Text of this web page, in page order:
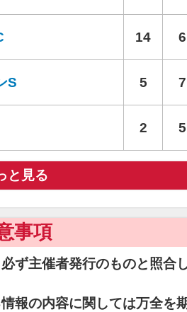
14 6
S 5 7
2 5
と見る
事項
ず主催者発行のものと照合
報の内容に関しては万全を